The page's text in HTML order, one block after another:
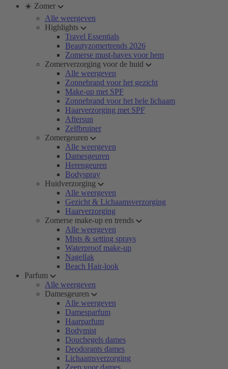
☀️ Zomer
Alle weergeven
Highlights
Travel Essentials
Beautyzomertrends 2026
Zomerse must-haves voor hem
Zomerverzorging voor de huid
Alle weergeven
Zonnebrand voor het gezicht
Make-up met SPF
Zonnebrand voor het hele lichaam
Haarverzorging met SPF
Aftersun
Zelfbruiner
Zomergeuren
Alle weergeven
Damesgeuren
Herengeuren
Bodyspray
Huidverzorging
Alle weergeven
Gezicht & Lichaamsverzorging
Haarverzorging
Zomerse make-up en trends
Alle weergeven
Mists & setting sprays
Waterproof make-up
Nagellak
Beach Hair-look
Parfum
Alle weergeven
Damesgeuren
Alle weergeven
Damesparfum
Haarparfum
Bodymist
Douchegels dames
Deodorants dames
Lichaamsverzorging
Zeep voor dames